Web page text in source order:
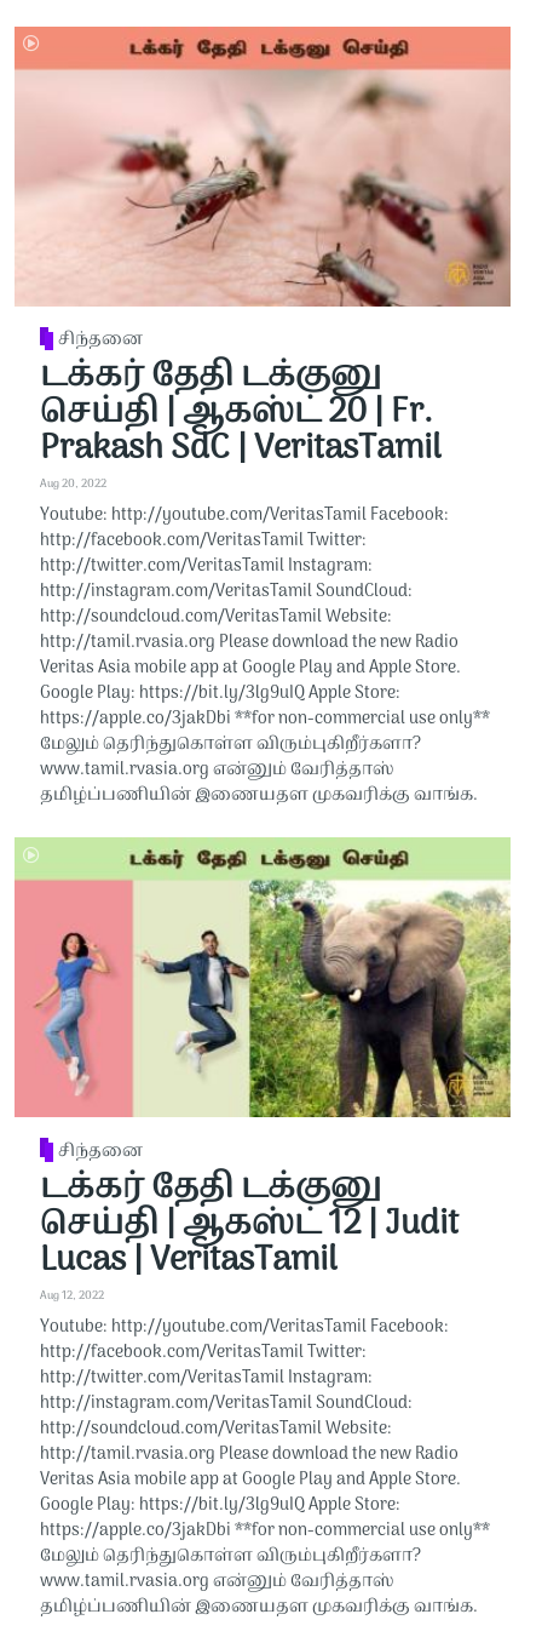
சிந்தனை
டக்கர் தேதி டக்குனு
செய்தி | ஆகஸ்ட் 20 | Fr.
Prakash SdC | VeritasTamil
Aug 20, 2022
Youtube: http://youtube.com/VeritasTamil​​ Facebook:
http://facebook.com/VeritasTamil​​ Twitter:
http://twitter.com/VeritasTamil​​ Instagram:
http://instagram.com/VeritasTamil​​ SoundCloud:
http://soundcloud.com/VeritasTamil​​ Website:
http://tamil.rvasia.org Please download the new Radio
Veritas Asia mobile app at Google Play and Apple Store.
Google Play: https://bit.ly/3lg9uIQ Apple Store:
https://apple.co/3jakDbi​​ **for non-commercial use only**
மேலும் தெரிந்துகொள்ள விரும்புகிறீர்களா?
www.tamil.rvasia.org என்னும் வேரித்தாஸ்
தமிழ்ப்பணியின் இணையதள முகவரிக்கு வாங்க.
சிந்தனை
டக்கர் தேதி டக்குனு
செய்தி | ஆகஸ்ட் 12 | Judit
Lucas | VeritasTamil
Aug 12, 2022
Youtube: http://youtube.com/VeritasTamil​​ Facebook:
http://facebook.com/VeritasTamil​​ Twitter:
http://twitter.com/VeritasTamil​​ Instagram:
http://instagram.com/VeritasTamil​​ SoundCloud:
http://soundcloud.com/VeritasTamil​​ Website:
http://tamil.rvasia.org Please download the new Radio
Veritas Asia mobile app at Google Play and Apple Store.
Google Play: https://bit.ly/3lg9uIQ Apple Store:
https://apple.co/3jakDbi​​ **for non-commercial use only**
மேலும் தெரிந்துகொள்ள விரும்புகிறீர்களா?
www.tamil.rvasia.org என்னும் வேரித்தாஸ்
தமிழ்ப்பணியின் இணையதள முகவரிக்கு வாங்க.